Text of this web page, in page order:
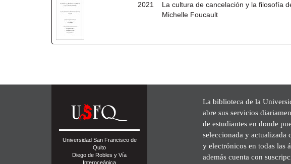
2021
La cultura de cancelación y la filosofía
Michelle Foucault
Universidad San Francisco de
Quito
Diego de Robles y Vía
Interoceánica
La biblioteca de la
abre sus servicios
de estudiantes en donde
seleccionada y actualizada
y electrónicos en todas las
además cuenta con